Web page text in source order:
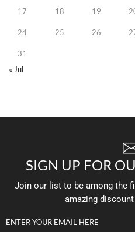
17 18 19
24 25 26
31
« Jul
SIGN UP FOR
Join our list to be among the
amazing
ENTER YOUR EMAIL HERE